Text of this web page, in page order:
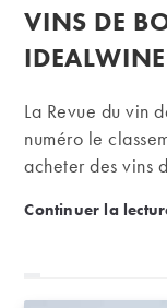
publication :
VINS DE
La Revue du vin
numéro le
acheter des vins
pour une région
Continuer la